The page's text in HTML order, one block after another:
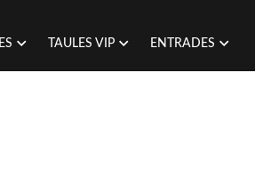
TAULES VIP ENTRADES